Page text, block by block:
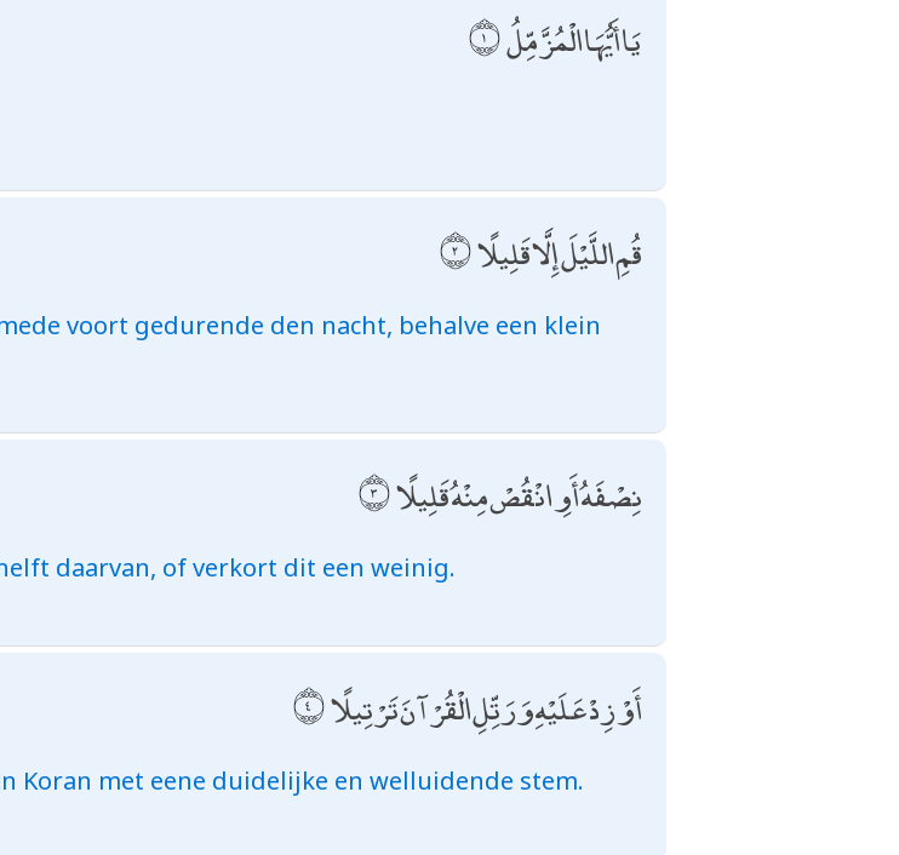
يَا أَيُّهَا الْمُزَّمِّلُ
قُمِ اللَّيْلَ إِلَّا قَلِيلًا
voort gedurende den nacht, behalve een klein
نِصْفَهُ أَوِ انْقُصْ مِنْهُ قَلِيلًا
daarvan, of verkort dit een weinig.
أَوْ زِدْ عَلَيْهِ وَرَتِّلِ الْقُرْآنَ تَرْتِيلًا
Koran met eene duidelijke en welluidende stem.